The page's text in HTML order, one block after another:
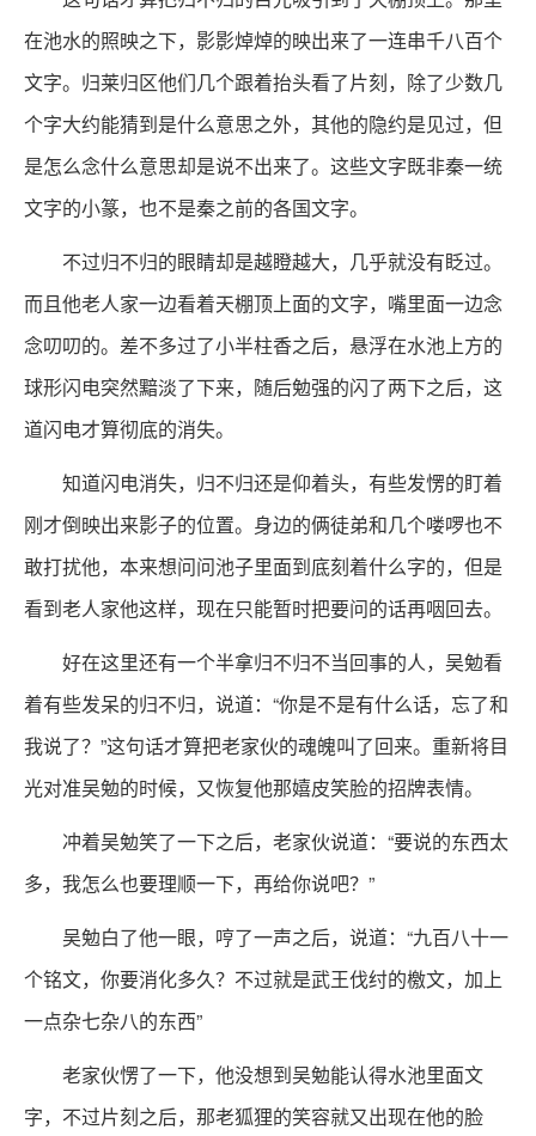
在池水的照映之下，影影焯焯的映出来了一连串千八百个
文字。归莱归区他们几个跟着抬头看了片刻，除了少数几
个字大约能猜到是什么意思之外，其他的隐约是见过，但
是怎么念什么意思却是说不出来了。这些文字既非秦一统
文字的小篆，也不是秦之前的各国文字。
不过归不归的眼睛却是越瞪越大，几乎就没有眨过。
而且他老人家一边看着天棚顶上面的文字，嘴里面一边念
念叨叨的。差不多过了小半柱香之后，悬浮在水池上方的
球形闪电突然黯淡了下来，随后勉强的闪了两下之后，这
道闪电才算彻底的消失。
知道闪电消失，归不归还是仰着头，有些发愣的盯着
刚才倒映出来影子的位置。身边的俩徒弟和几个喽啰也不
敢打扰他，本来想问问池子里面到底刻着什么字的，但是
看到老人家他这样，现在只能暂时把要问的话再咽回去。
好在这里还有一个半拿归不归不当回事的人，吴勉看
着有些发呆的归不归，说道：“你是不是有什么话，忘了和
我说了？”这句话才算把老家伙的魂魄叫了回来。重新将目
光对准吴勉的时候，又恢复他那嬉皮笑脸的招牌表情。
冲着吴勉笑了一下之后，老家伙说道：“要说的东西太
多，我怎么也要理顺一下，再给你说吧？”
吴勉白了他一眼，哼了一声之后，说道：“九百八十一
个铭文，你要消化多久？不过就是武王伐纣的檄文，加上
一点杂七杂八的东西”
老家伙愣了一下，他没想到吴勉能认得水池里面文
字，不过片刻之后，那老狐狸的笑容就又出现在他的脸